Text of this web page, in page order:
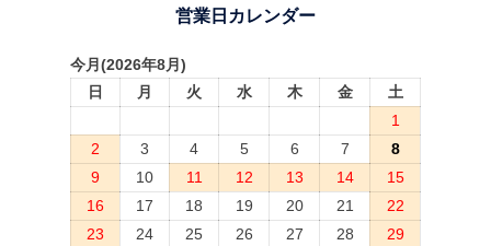
営業日カレンダー
今月(2026年8月)
日
月 火 水 木 金
土
1
2
3 4 5 6 7
8
9
10 11 12 13 14
15
16
17 18 19 20 21
22
23
24 25 26 27 28
29